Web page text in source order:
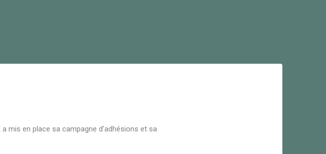
mis en place sa campagne d'adhésions et sa